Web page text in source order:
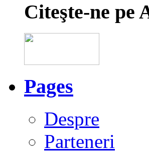
Citeşte-ne pe
Pages
Despre
Parteneri